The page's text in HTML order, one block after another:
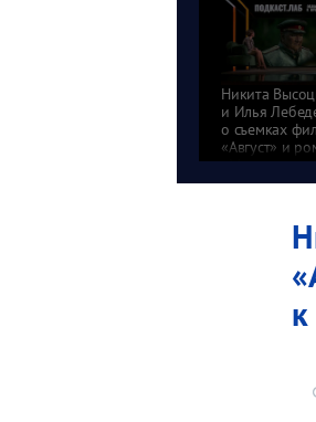
Никита
и Илья
о съемках
«Август» и
«Момент
Обязательно